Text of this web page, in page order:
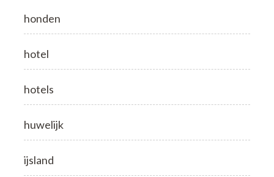
honden
hotel
hotels
huwelijk
ijsland